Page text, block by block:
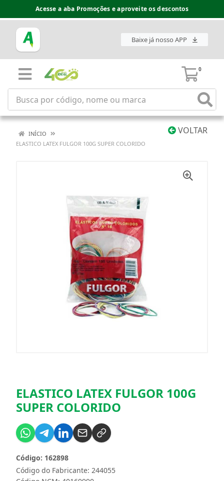
Acesse a aba Promoções e aproveite os descontos
Baixe já nosso APP
0
VOLTAR
INÍCIO
ELASTICO LATEX FULGOR 100G SUPER COLORIDO
ELASTICO LATEX FULGOR 100G
SUPER COLORIDO
Código do Fabricante: 244055
Código: 162898